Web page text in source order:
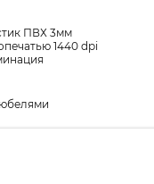
ПВХ 3мм
1440 dpi